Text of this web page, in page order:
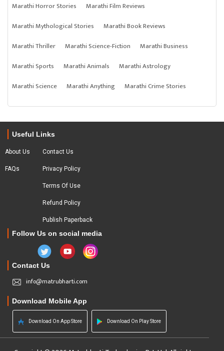
Marathi Horror Stories
Marathi Film Reviews
Marathi Mythological Stories
Marathi Book Reviews
Marathi Thriller
Marathi Science-Fiction
Marathi Business
Marathi Sports
Marathi Animals
Marathi Astrology
Marathi Science
Marathi Anything Marathi Crime Stories
Useful Links
About Us
FAQs
Contact Us
Privacy Policy
Terms Of Use
Refund Policy
Publish Paperback
Follow Us on social media
Contact Us
info@matrubharti.com
Download Mobile App
Download On App Store Download On Play Store